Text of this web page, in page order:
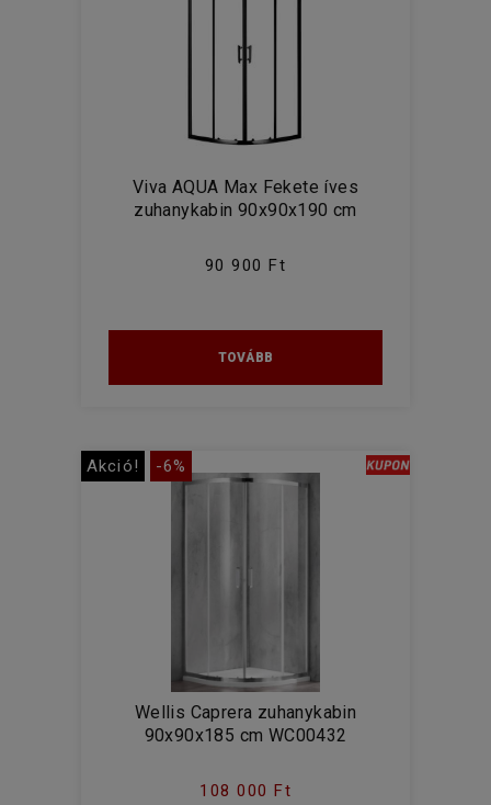
Viva AQUA Max Fekete íves
zuhanykabin 90x90x190 cm
90 900 Ft
TOVÁBB
Akció! -6%
Wellis Caprera zuhanykabin
90x90x185 cm WC00432
108 000 Ft